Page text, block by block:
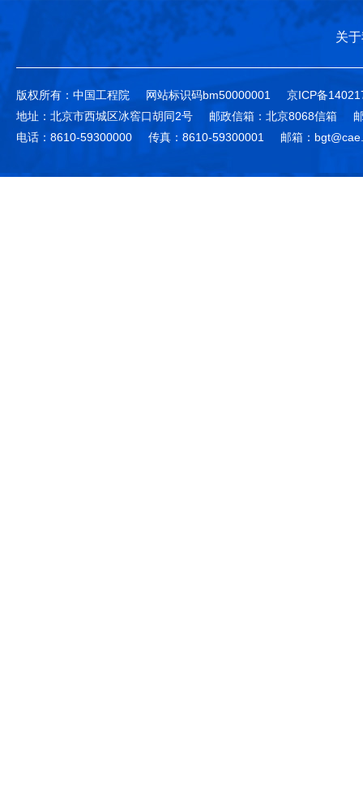
关
版权所有：中国工程院 网站标识码bm50000001
京ICP备
地址：北京市西城区冰窖口胡同2号
邮政信箱：北京8068信箱
电话：8610-59300000
传真：8610-59300001 邮箱：